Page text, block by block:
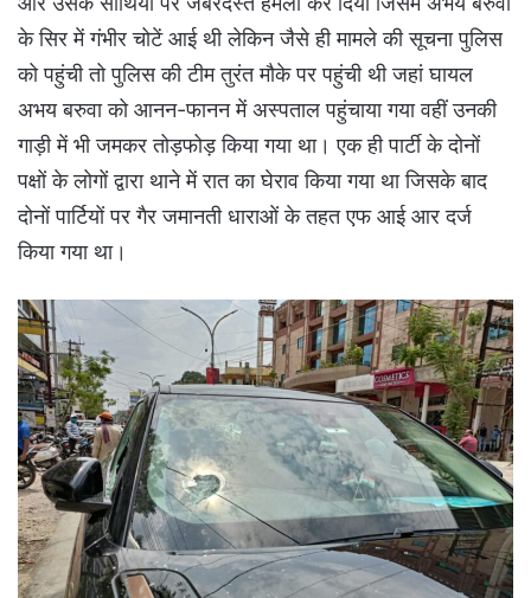
के सिर में गंभीर चोटें आई थी लेकिन जैसे ही मामले की सूचना पुलिस
को पहुंची तो पुलिस की टीम तुरंत मौके पर पहुंची थी जहां घायल
अभय बरुवा को आनन-फानन में अस्पताल पहुंचाया गया वहीं उनकी
गाड़ी में भी जमकर तोड़फोड़ किया गया था। एक ही पार्टी के दोनों
पक्षों के लोगों द्वारा थाने में रात का घेराव किया गया था जिसके बाद
दोनों पार्टियों पर गैर जमानती धाराओं के तहत एफ आई आर दर्ज
किया गया था।